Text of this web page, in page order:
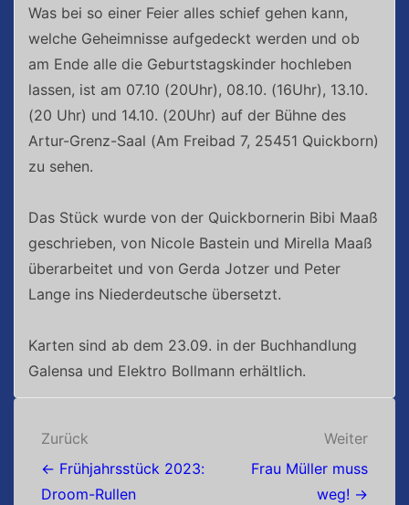
Was bei so einer Feier alles schief gehen kann,
welche Geheimnisse aufgedeckt werden und ob
am Ende alle die Geburtstagskinder hochleben
lassen, ist am 07.10 (20Uhr), 08.10. (16Uhr), 13.10.
(20 Uhr) und 14.10. (20Uhr) auf der Bühne des
Artur-Grenz-Saal (Am Freibad 7, 25451 Quickborn)
zu sehen.
Das Stück wurde von der Quickbornerin Bibi Maaß
geschrieben, von Nicole Bastein und Mirella Maaß
überarbeitet und von Gerda Jotzer und Peter
Lange ins Niederdeutsche übersetzt.
Karten sind ab dem 23.09. in der Buchhandlung
Galensa und Elektro Bollmann erhältlich.
Beitragsnavigation
Zurück
← Frühjahrsstück 2023:
Droom-Rullen
Weiter
Frau Müller muss
weg! →